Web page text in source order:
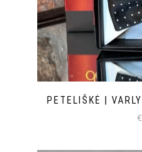
PETELIŠKĖ |
€